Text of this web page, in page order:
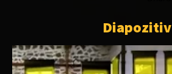
Diapozitiv